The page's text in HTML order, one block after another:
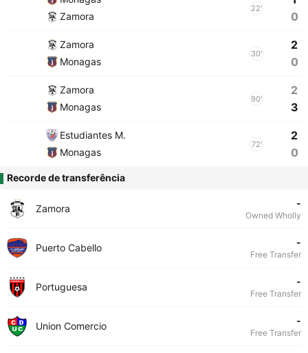
Zamora
22'
0
Zamora
Monagas
30'
2
0
Zamora
Monagas
90'
2
3
Estudiantes M.
Monagas
72'
2
0
Recorde de transferência
Zamora -
Owned Wholly
Puerto Cabello -
Free Transfer
Portuguesa -
Free Transfer
Union Comercio -
Free Transfer